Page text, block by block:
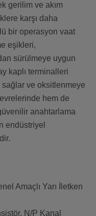
gerilim ve akım
karşı daha
bir operasyon vaat
eşikleri,
sürülmeye uygun
kaplı terminalleri
ve oksitlenmeye
hem de
anahtarlama
endüstriyel
Amaçlı Yarı İletken
N/P Kanal